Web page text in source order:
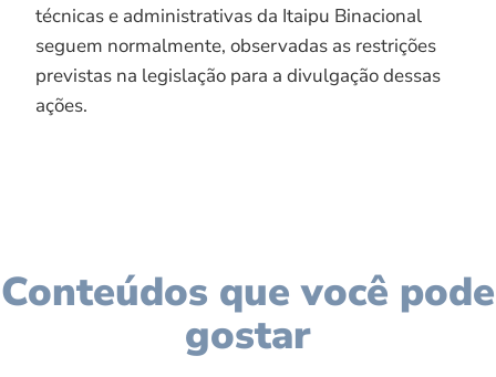
técnicas e administrativas da Itaipu Binacional
seguem normalmente, observadas as restrições
previstas na legislação para a divulgação dessas
ações.
Conteúdos que você pode
gostar